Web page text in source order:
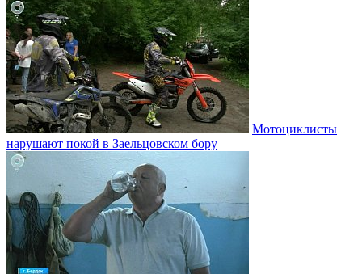
Мотоциклисты
нарушают покой в Заельцовском бору